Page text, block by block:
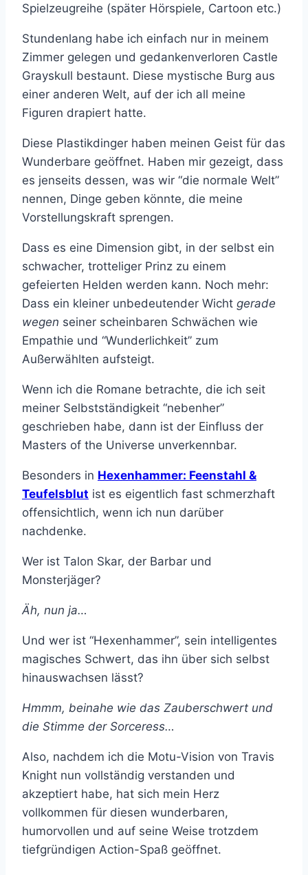
Spielzeugreihe (später Hörspiele, Cartoon etc.)
Stundenlang habe ich einfach nur in meinem
Zimmer gelegen und gedankenverloren Castle
Grayskull bestaunt. Diese mystische Burg aus
einer anderen Welt, auf der ich all meine
Figuren drapiert hatte.
Diese Plastikdinger haben meinen Geist für das
Wunderbare geöffnet. Haben mir gezeigt, dass
es jenseits dessen, was wir “die normale Welt”
nennen, Dinge geben könnte, die meine
Vorstellungskraft sprengen.
Dass es eine Dimension gibt, in der selbst ein
schwacher, trotteliger Prinz zu einem
gefeierten Helden werden kann. Noch mehr:
Dass ein kleiner unbedeutender Wicht gerade
wegen seiner scheinbaren Schwächen wie
Empathie und “Wunderlichkeit” zum
Außerwählten aufsteigt.
Wenn ich die Romane betrachte, die ich seit
meiner Selbstständigkeit “nebenher”
geschrieben habe, dann ist der Einfluss der
Masters of the Universe unverkennbar.
Besonders in Hexenhammer: Feenstahl &
Teufelsblut ist es eigentlich fast schmerzhaft
offensichtlich, wenn ich nun darüber
nachdenke.
Wer ist Talon Skar, der Barbar und
Monsterjäger?
Äh, nun ja…
Und wer ist “Hexenhammer”, sein intelligentes
magisches Schwert, das ihn über sich selbst
hinauswachsen lässt?
Hmmm, beinahe wie das Zauberschwert und
die Stimme der Sorceress…
Also, nachdem ich die Motu-Vision von Travis
Knight nun vollständig verstanden und
akzeptiert habe, hat sich mein Herz
vollkommen für diesen wunderbaren,
humorvollen und auf seine Weise trotzdem
tiefgründigen Action-Spaß geöffnet.